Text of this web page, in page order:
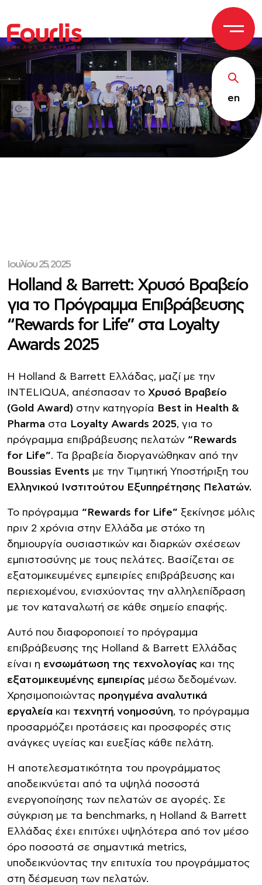
ΟΜΙ Λ Ο Σ Ε Τ ΑΙΡΙΩΝ
en
Ιουλίου 25, 2025
Holland & Barrett: Χρυσό Βραβείο
για το Πρόγραμμα Επιβράβευσης
“Rewards for Life” στα Loyalty
Awards 2025
Η Holland & Barrett Ελλάδας, μαζί με την
INTELIQUA, απέσπασαν το Χρυσό Βραβείο
(Gold Award) στην κατηγορία Best in Health &
Pharma στα Loyalty Awards 2025, για το
πρόγραμμα επιβράβευσης πελατών “Rewards
for Life”. Τα βραβεία διοργανώθηκαν από την
Boussias Events με την Τιμητική Υποστήριξη του
Ελληνικού Ινστιτούτου Εξυπηρέτησης Πελατών.
Το πρόγραμμα “Rewards for Life” ξεκίνησε μόλις
πριν 2 χρόνια στην Ελλάδα με στόχο τη
δημιουργία ουσιαστικών και διαρκών σχέσεων
εμπιστοσύνης με τους πελάτες. Βασίζεται σε
εξατομικευμένες εμπειρίες επιβράβευσης και
περιεχομένου, ενισχύοντας την αλληλεπίδραση
με τον καταναλωτή σε κάθε σημείο επαφής.
Αυτό που διαφοροποιεί το πρόγραμμα
επιβράβευσης της Holland & Barrett Ελλάδας
είναι η ενσωμάτωση της τεχνολογίας και της
εξατομικευμένης εμπειρίας μέσω δεδομένων.
Χρησιμοποιώντας προηγμένα αναλυτικά
εργαλεία και τεχνητή νοημοσύνη, το πρόγραμμα
προσαρμόζει προτάσεις και προσφορές στις
ανάγκες υγείας και ευεξίας κάθε πελάτη.
Η αποτελεσματικότητα του προγράμματος
αποδεικνύεται από τα υψηλά ποσοστά
ενεργοποίησης των πελατών σε αγορές. Σε
σύγκριση με τα benchmarks, η Holland & Barrett
Ελλάδας έχει επιτύχει υψηλότερα από τον μέσο
όρο ποσοστά σε σημαντικά metrics,
υποδεικνύοντας την επιτυχία του προγράμματος
στη δέσμευση των πελατών.